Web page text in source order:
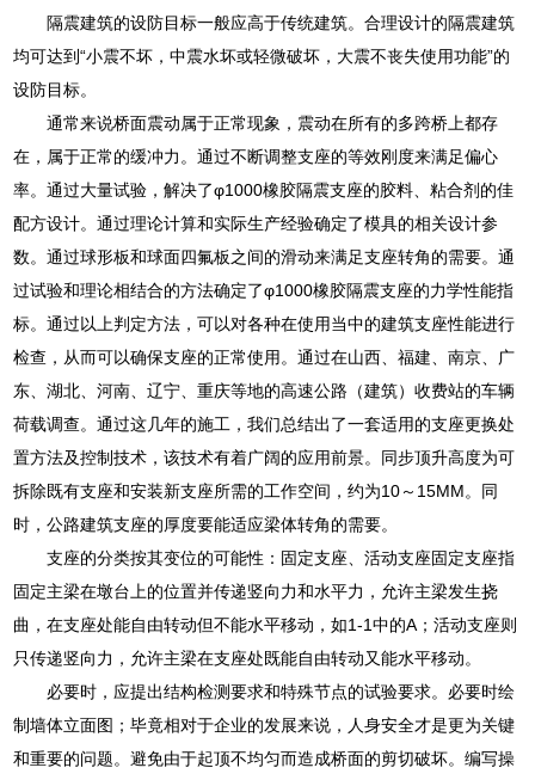
隔震建筑的设防目标一般应高于传统建筑。合理设计的隔震建筑
均可达到“小震不坏，中震水坏或轻微破坏，大震不丧失使用功能”的
设防目标。
通常来说桥面震动属于正常现象，震动在所有的多跨桥上都存
在，属于正常的缓冲力。通过不断调整支座的等效刚度来满足偏心
率。通过大量试验，解决了φ1000橡胶隔震支座的胶料、粘合剂的佳
配方设计。通过理论计算和实际生产经验确定了模具的相关设计参
数。通过球形板和球面四氟板之间的滑动来满足支座转角的需要。通
过试验和理论相结合的方法确定了φ1000橡胶隔震支座的力学性能指
标。通过以上判定方法，可以对各种在使用当中的建筑支座性能进行
检查，从而可以确保支座的正常使用。通过在山西、福建、南京、广
东、湖北、河南、辽宁、重庆等地的高速公路（建筑）收费站的车辆
荷载调查。通过这几年的施工，我们总结出了一套适用的支座更换处
置方法及控制技术，该技术有着广阔的应用前景。同步顶升高度为可
拆除既有支座和安装新支座所需的工作空间，约为10～15MM。同
时，公路建筑支座的厚度要能适应梁体转角的需要。
支座的分类按其变位的可能性：固定支座、活动支座固定支座指
固定主梁在墩台上的位置并传递竖向力和水平力，允许主梁发生挠
曲，在支座处能自由转动但不能水平移动，如1-1中的A；活动支座则
只传递竖向力，允许主梁在支座处既能自由转动又能水平移动。
必要时，应提出结构检测要求和特殊节点的试验要求。必要时绘
制墙体立面图；毕竟相对于企业的发展来说，人身安全才是更为关键
和重要的问题。避免由于起顶不均匀而造成桥面的剪切破坏。编写操